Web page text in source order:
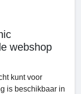
webshop
kunt voor
is beschikbaar in